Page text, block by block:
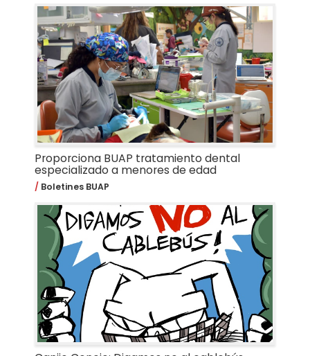
Proporciona BUAP tratamiento dental
especializado a menores de edad
Boletines BUAP